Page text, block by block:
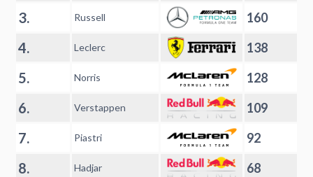
3. Russell 160
4. Leclerc 138
5. Norris 128
6. Verstappen 109
7. Piastri 92
8. Hadjar 68